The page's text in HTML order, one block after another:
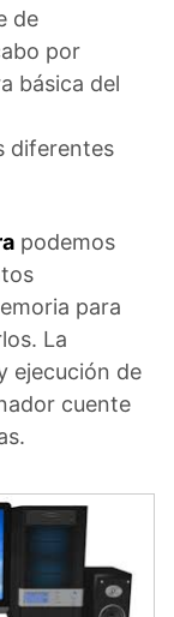
de
por
básica del
diferentes
podemos
para
La
ejecución de
cuente